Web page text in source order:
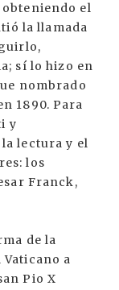
el
la llamada
sí lo hizo en
nombrado
1890. Para
y
lectura y el
los
Franck,
de la
a
Pio X